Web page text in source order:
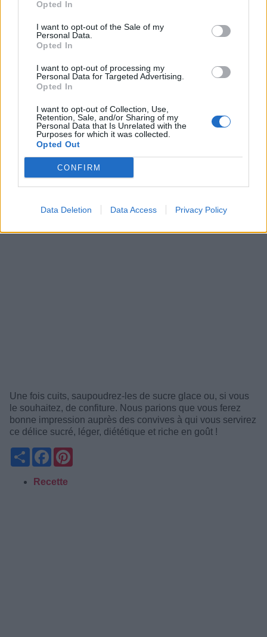
Opted In
I want to opt-out of the Sale of my
Personal Data.
Opted In
I want to opt-out of processing my
Personal Data for Targeted Advertising.
Opted In
I want to opt-out of Collection, Use,
Retention, Sale, and/or Sharing of my
Personal Data that Is Unrelated with the
Purposes for which it was collected.
Opted Out
CONFIRM
Data Deletion Data Access Privacy Policy
cannelle, puis, séparément, mélangez les autres
cette pâte obtenue, passez les tranches de pommes avec
la cannelle déjà préparée précédemment.
cuisson recouvert de papier sulfurisé, disposez les
tranches de pommes et faites-les cuire pendant environ 20
Une fois cuits, saupoudrez-les de sucre glace ou, si vous
le souhaitez, de confiture. Nous parions que vous ferez
bonne impression auprès des convives à qui vous servirez
ce délice sucré, léger, diététique et riche en goût !
PartagerFacebook
Recette